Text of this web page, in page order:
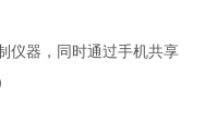
仪器，同时通过手机共享